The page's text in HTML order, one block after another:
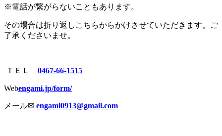
※電話が繋がらないこともあります。
その場合は折り返しこちらからかけさせていただきます。ご
了承くださいませ。
ＴＥＬ 0467-66-1515
Webengami.jp/form/
メール✉︎ engami0913@gmail.com